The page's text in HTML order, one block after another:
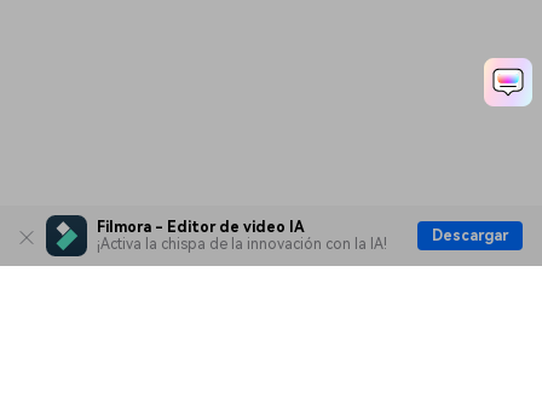
Filmora - Editor de video IA
¡Activa la chispa de la innovación con la IA!
Descargar